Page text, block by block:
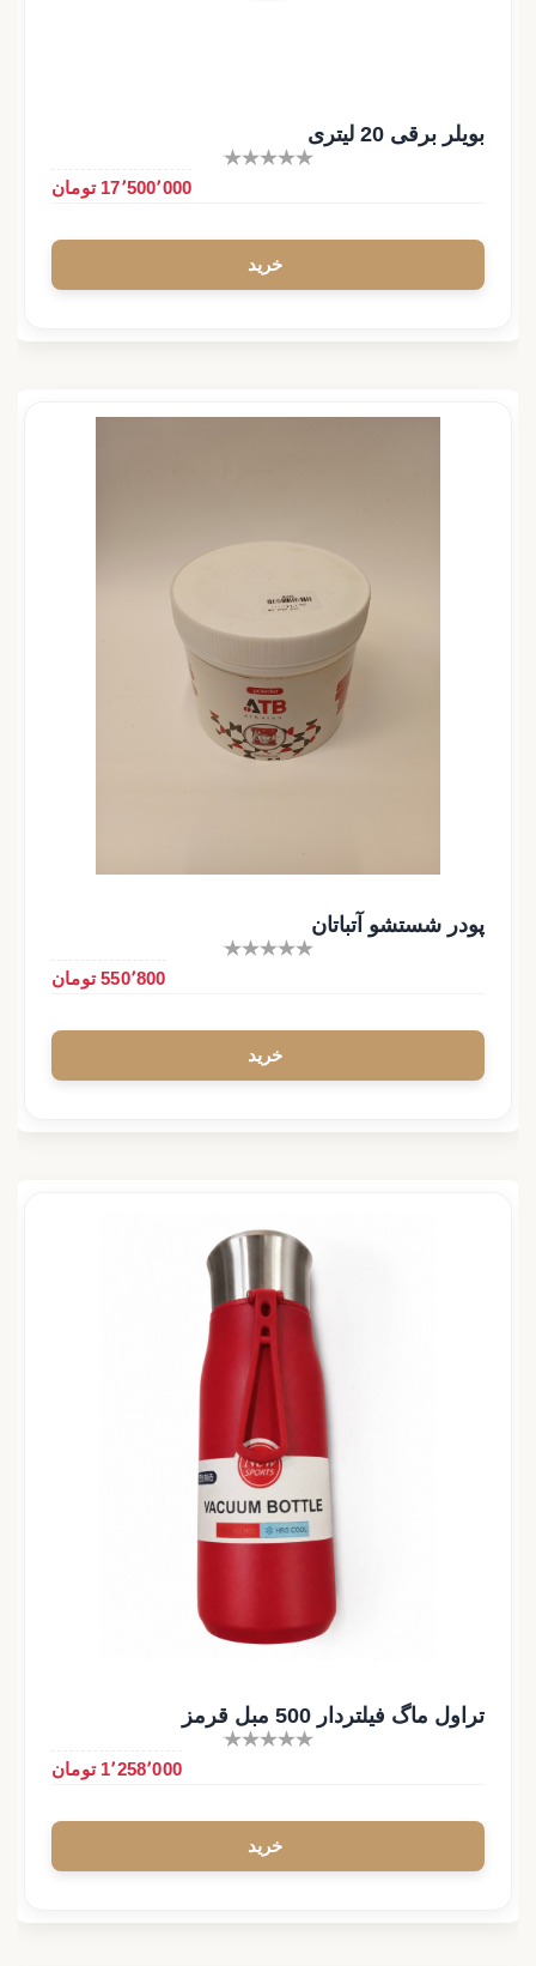
بویلر برقی 20 لیتری
17٬500٬000 تومان
پودر شستشو آتباتان
550٬800 تومان
تراول ماگ فیلتردار 500 مبل قرمز
1٬258٬000 تومان